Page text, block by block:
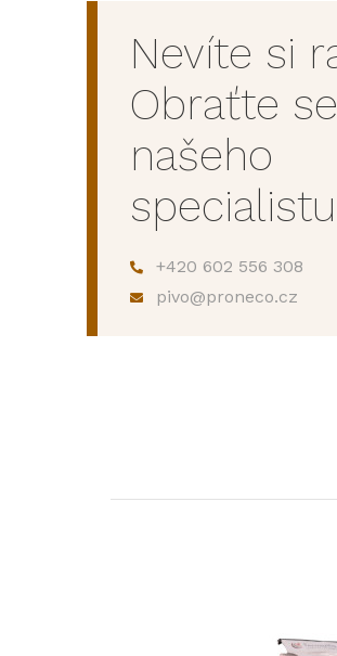
Nevíte si
Obraťte
našeho
specialistu
+420 602 556 308
pivo@proneco.cz